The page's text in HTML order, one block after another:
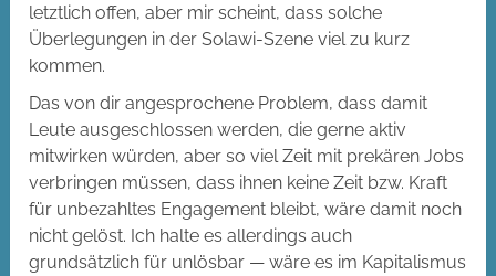
letztlich offen, aber mir scheint, dass solche
Überlegungen in der Solawi-Szene viel zu kurz
kommen.
Das von dir angesprochene Problem, dass damit
Leute ausgeschlossen werden, die gerne aktiv
mitwirken würden, aber so viel Zeit mit prekären Jobs
verbringen müssen, dass ihnen keine Zeit bzw. Kraft
für unbezahltes Engagement bleibt, wäre damit noch
nicht gelöst. Ich halte es allerdings auch
grundsätzlich für unlösbar — wäre es im Kapitalismus